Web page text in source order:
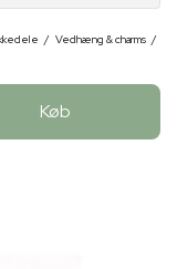
/ Vedhæng & charms /
Køb